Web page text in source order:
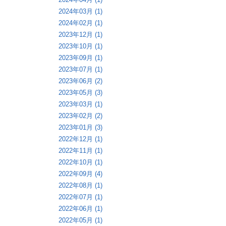
2024年03月 (1)
2024年02月 (1)
2023年12月 (1)
2023年10月 (1)
2023年09月 (1)
2023年07月 (1)
2023年06月 (2)
2023年05月 (3)
2023年03月 (1)
2023年02月 (2)
2023年01月 (3)
2022年12月 (1)
2022年11月 (1)
2022年10月 (1)
2022年09月 (4)
2022年08月 (1)
2022年07月 (1)
2022年06月 (1)
2022年05月 (1)